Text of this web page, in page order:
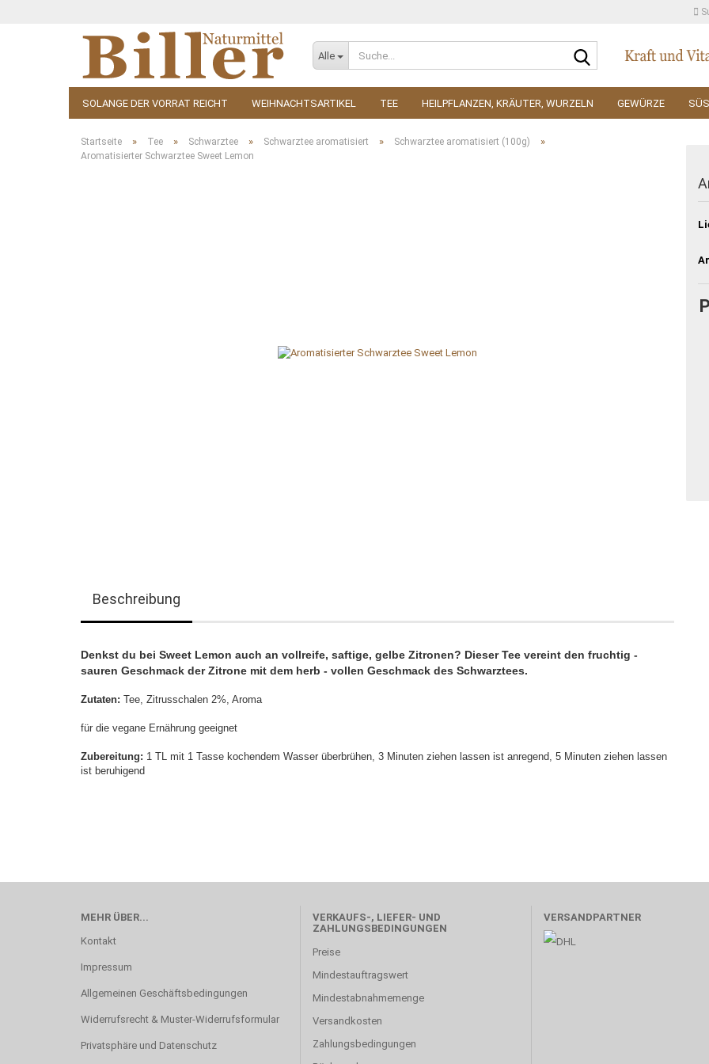
Alle
Suche...
SOLANGE DER VORRAT REICHT WEIHNACHTSARTIKEL TEE HEILPFLANZEN, KRÄUTER, WURZELN GEWÜRZE
KOSMETIK ZUBEHÖR
Startseite » Tee » Schwarztee » Schwarztee aromatisiert » Schwarztee aromatisiert (100g) »
Aromatisierter Schwarztee Sweet Lemon
Beschreibung
Denkst du bei Sweet Lemon auch an vollreife, saftige, gelbe Zitronen? Dieser Tee vereint den fruchtig -
sauren Geschmack der Zitrone mit dem herb - vollen Geschmack des Schwarztees.
Zutaten: Tee, Zitrusschalen 2%, Aroma
für die vegane Ernährung geeignet
Zubereitung: 1 TL mit 1 Tasse kochendem Wasser überbrühen, 3 Minuten ziehen lassen ist anregend, 5 Minuten ziehen lassen
ist beruhigend
MEHR ÜBER...
Kontakt
Impressum
Allgemeinen Geschäftsbedingungen
Widerrufsrecht & Muster-Widerrufsformular
Privatsphäre und Datenschutz
VERKAUFS-, LIEFER- UND
ZAHLUNGSBEDINGUNGEN
Preise
Mindestauftragswert
Mindestabnahmemenge
Versandkosten
Zahlungsbedingungen
VERSANDPARTNER